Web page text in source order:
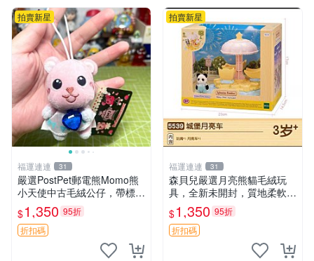
拍賣新星
福運連連 31
嚴選PostPet郵電熊Momo熊
小天使中古毛絨公仔，帶標牌
保存完好。絕版稀有少見收藏
品，微瑕可接受，狀態如圖。
所見即所得，毛絨精品嚴選推
$1,350 95折
折扣碼
拍賣新星
福運連連 31
森貝兒嚴選月亮熊貓毛絨玩
具，全新未開封，質地柔軟適
合收藏 月亮熊貓 毛絨玩具 新
款 儲倉直銷
$1,350 95折
折扣碼